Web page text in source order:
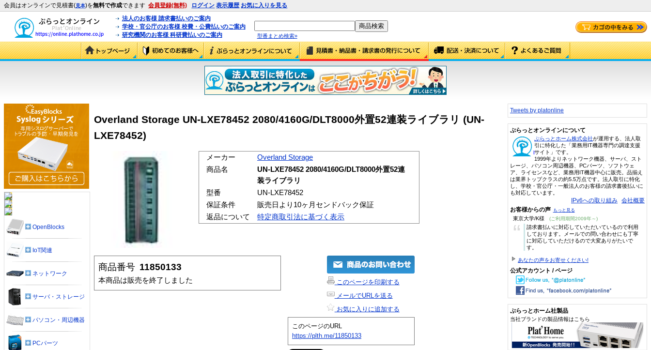
会員はオンラインで見積書(見本)を無料で作成できます 会員登録(無料) ログイン 表示履歴 お気に入りを見る
法人のお客様 請求書払いのご案内
学校・官公庁のお客様 校費・公費払いのご案内
研究機関のお客様 科研費払いのご案内
型番まとめ検索»
Overland Storage UN-LXE78452 2080/4160G/DLT8000外置52連装ライブラリ (UN-
LXE78452)
メーカー
Overland Storage
商品名
UN-LXE78452 2080/4160G/DLT8000外置52連
装ライブラリ
型番
UN-LXE78452
保証条件
販売日より10ヶ月センドバック保証
返品について
特定商取引法に基づく表示
商品番号 11850133
本商品は販売を終了しました
このページを印刷する
メールでURLを送る
お気に入りに追加する
このページのURL
https://plth.me/11850133
OpenBlocks
IoT関連
ネットワーク
サーバ・ストレージ
パソコン・周辺機器
PCパーツ
Tweets by platonline
ぷらっとオンラインについて
ぷらっとホーム株式会社が運用する、法人取
引に特化した「業務用IT機器専門の調達支援
サイト」です。
1999年よりネットワーク機器、サーバ、スト
レージ、パソコン周辺機器、PCパーツ、ソフトウェ
ア、ライセンスなど、業務用IT機器中心に販売。品揃え
は業界トップクラスの約5.5万点です。法人取引に特化
し、学校・官公庁・一般法人のお客様の請求書後払いに
も対応しています。
IPv6への取り組み 会社概要
お客様からの声 もっと見る
東京大学/K様 (ご利用期間2009年～)
“
請求書払いに対応していただいているので利用
しております。メールでの問い合わせにも丁寧
に対応していただけるので大変ありがたいで
す。
あなたの声をお寄せください!
公式アカウント / ページ
ぷらっとホーム社製品
当社ブランドの製品情報はこちら